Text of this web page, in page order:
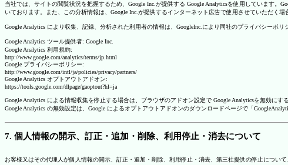
当社では、サイトの閲覧状況を把握するため、Google Inc.が提供する Google Analyticsを使用しています
いております。また、この分析情報は、Google Inc.が提供するインターネット広告で使用させていただく場
Google Analytics により収集、記録、分析された利用者の情報は、GoogleInc.により同社のプライバシーポリ
Google Analytics ツール提供者: Google Inc.
Google Analytics 利用規約:
http://www.google.com/analytics/terms/jp.html
Google プライバシーポリシー:
http://www.google.com/intl/ja/policies/privacy/partners/
Google Analytics オプトアウトアドオン:
https://tools.google.com/dlpage/gaoptout?hl=ja
Google Analytics による情報収集を停止する場合は、ブラウザのアドオン設定で Google Analyticsを無効に
Google Analytics の無効設定は、Google によるオプトアウトアドオンのダウンロードページで「
7. 個人情報の開示、訂正・追加・削除、利用停止・消去について
お客様又はその代理人が個人情報の開示、訂正・追加・削除、利用停止・消去、第三社提供の停止につい